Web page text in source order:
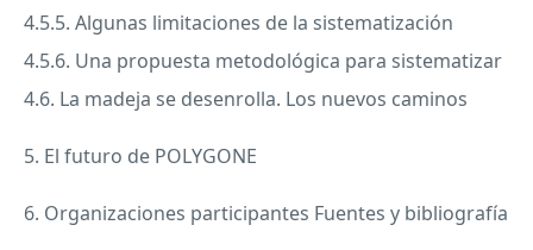
4.5.5. Algunas limitaciones de la sistematización
4.5.6. Una propuesta metodológica para sistematizar
4.6. La madeja se desenrolla. Los nuevos caminos
5. El futuro de POLYGONE
6. Organizaciones participantes Fuentes y bibliografía